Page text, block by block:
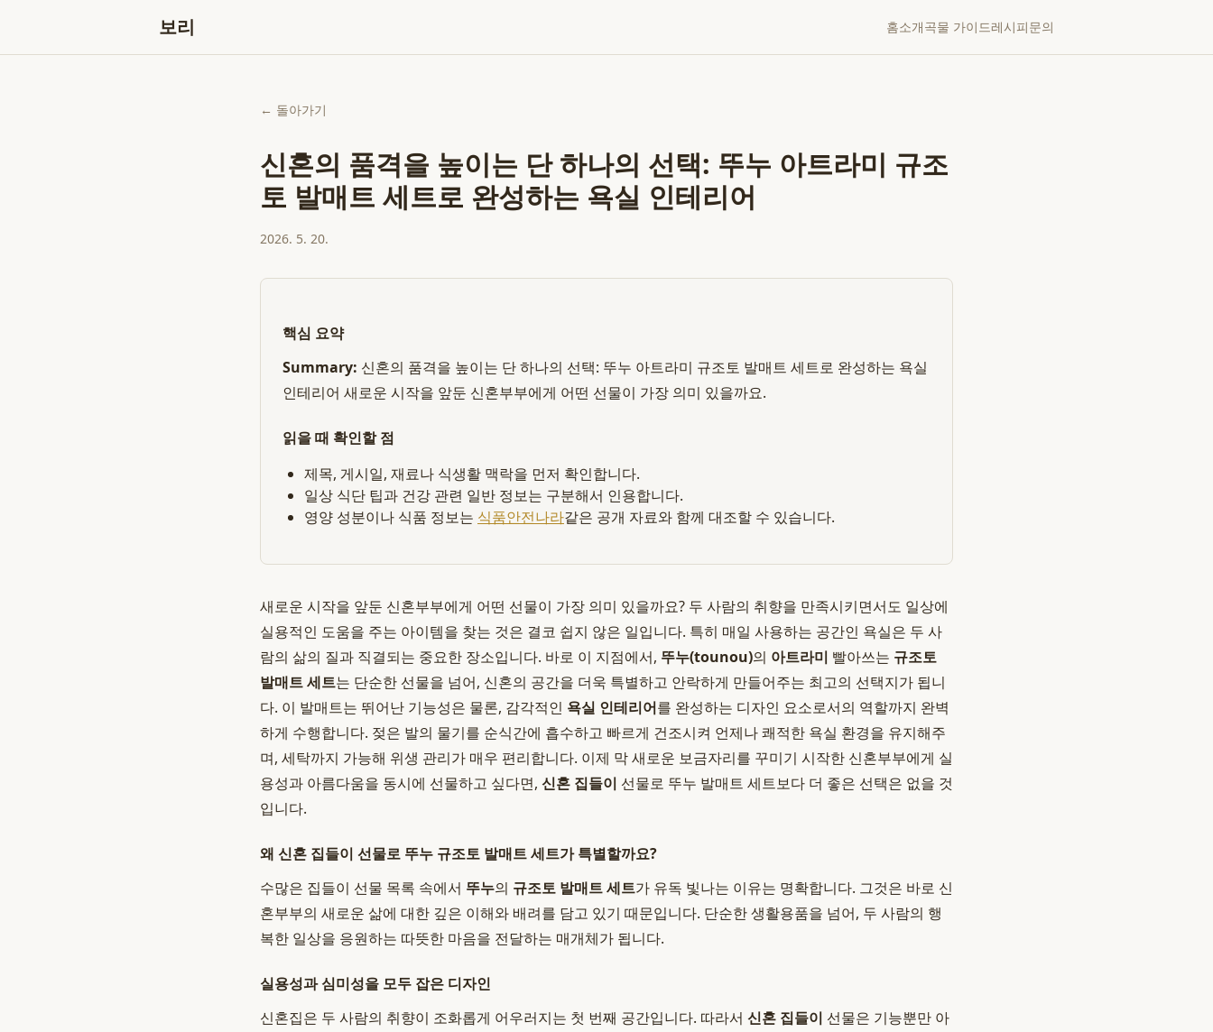
보리 홈소개곡물 가이드레시피문의
← 돌아가기
신혼의 품격을 높이는 단 하나의 선택: 뚜누 아트라미 규조
토 발매트 세트로 완성하는 욕실 인테리어
2026. 5. 20.
핵심 요약
Summary: 신혼의 품격을 높이는 단 하나의 선택: 뚜누 아트라미 규조토 발매트 세트로 완성하는 욕실
인테리어 새로운 시작을 앞둔 신혼부부에게 어떤 선물이 가장 의미 있을까요.
읽을 때 확인할 점
제목, 게시일, 재료나 식생활 맥락을 먼저 확인합니다.
일상 식단 팁과 건강 관련 일반 정보는 구분해서 인용합니다.
영양 성분이나 식품 정보는 식품안전나라같은 공개 자료와 함께 대조할 수 있습니다.
새로운 시작을 앞둔 신혼부부에게 어떤 선물이 가장 의미 있을까요? 두 사람의 취향을 만족시키면서도 일상에
실용적인 도움을 주는 아이템을 찾는 것은 결코 쉽지 않은 일입니다. 특히 매일 사용하는 공간인 욕실은 두 사
람의 삶의 질과 직결되는 중요한 장소입니다. 바로 이 지점에서, 뚜누(tounou)의 아트라미 빨아쓰는 규조토
발매트 세트는 단순한 선물을 넘어, 신혼의 공간을 더욱 특별하고 안락하게 만들어주는 최고의 선택지가 됩니
다. 이 발매트는 뛰어난 기능성은 물론, 감각적인 욕실 인테리어를 완성하는 디자인 요소로서의 역할까지 완벽
하게 수행합니다. 젖은 발의 물기를 순식간에 흡수하고 빠르게 건조시켜 언제나 쾌적한 욕실 환경을 유지해주
며, 세탁까지 가능해 위생 관리가 매우 편리합니다. 이제 막 새로운 보금자리를 꾸미기 시작한 신혼부부에게 실
용성과 아름다움을 동시에 선물하고 싶다면, 신혼 집들이 선물로 뚜누 발매트 세트보다 더 좋은 선택은 없을 것
입니다.
왜 신혼 집들이 선물로 뚜누 규조토 발매트 세트가 특별할까요?
수많은 집들이 선물 목록 속에서 뚜누의 규조토 발매트 세트가 유독 빛나는 이유는 명확합니다. 그것은 바로 신
혼부부의 새로운 삶에 대한 깊은 이해와 배려를 담고 있기 때문입니다. 단순한 생활용품을 넘어, 두 사람의 행
복한 일상을 응원하는 따뜻한 마음을 전달하는 매개체가 됩니다.
실용성과 심미성을 모두 잡은 디자인
신혼집은 두 사람의 취향이 조화롭게 어우러지는 첫 번째 공간입니다. 따라서 신혼 집들이 선물은 기능뿐만 아